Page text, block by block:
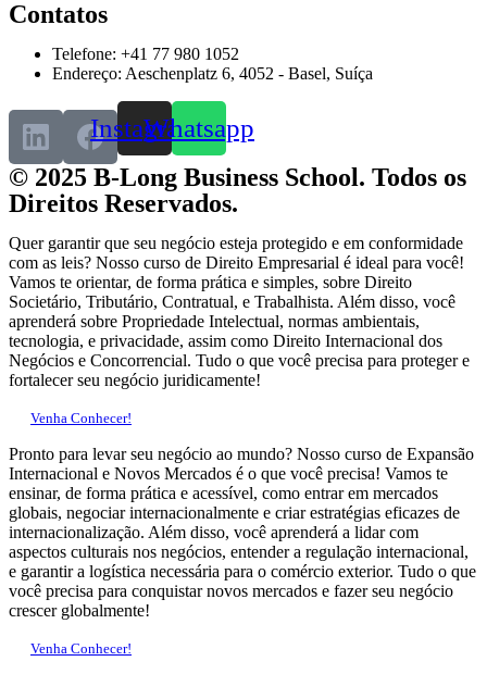
Contatos
Telefone: +41 77 980 1052
Endereço: Aeschenplatz 6, 4052 - Basel, Suíça
InstagramWhatsapp
© 2025 B-Long Business School. Todos os
Direitos Reservados.
Quer garantir que seu negócio esteja protegido e em conformidade
com as leis? Nosso curso de Direito Empresarial é ideal para você!
Vamos te orientar, de forma prática e simples, sobre Direito
Societário, Tributário, Contratual, e Trabalhista. Além disso, você
aprenderá sobre Propriedade Intelectual, normas ambientais,
tecnologia, e privacidade, assim como Direito Internacional dos
Negócios e Concorrencial. Tudo o que você precisa para proteger e
fortalecer seu negócio juridicamente!
Venha Conhecer!
Pronto para levar seu negócio ao mundo? Nosso curso de Expansão
Internacional e Novos Mercados é o que você precisa! Vamos te
ensinar, de forma prática e acessível, como entrar em mercados
globais, negociar internacionalmente e criar estratégias eficazes de
internacionalização. Além disso, você aprenderá a lidar com
aspectos culturais nos negócios, entender a regulação internacional,
e garantir a logística necessária para o comércio exterior. Tudo o que
você precisa para conquistar novos mercados e fazer seu negócio
crescer globalmente!
Venha Conhecer!